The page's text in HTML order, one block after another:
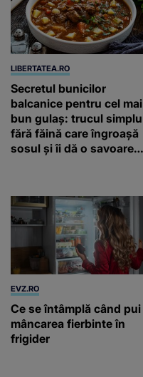
LIBERTATEA.RO
Secretul bunicilor
balcanice pentru cel mai
bun gulaș: trucul simplu
fără făină care îngroașă
sosul și îi dă o savoare
EVZ.RO
Ce se întâmplă când pui
mâncarea fierbinte în
frigider